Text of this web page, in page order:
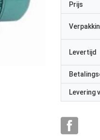
Prijs
Levertijd
Levering